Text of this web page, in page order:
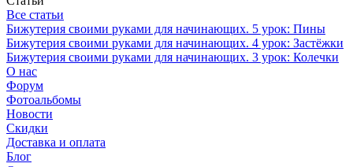
Все статьи
Бижутерия своими руками для начинающих. 5 урок: Пины
Бижутерия своими руками для начинающих. 4 урок: Застёжки
Бижутерия своими руками для начинающих. 3 урок: Колечки
О нас
Форум
Фотоальбомы
Новости
Скидки
Доставка и оплата
Блог